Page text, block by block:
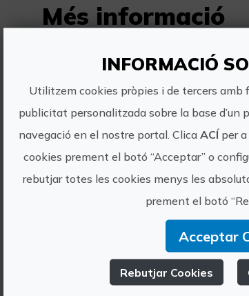
Més informació
09:00-19:00
Preu:
Preu per persona;
d'estiu: 950€
Una altra informació:
Escapada de 8
INFORMACIÓ
Utilitzem cookies pròpies i de tercers
publicitat personalitzada sobre la base
navegació en el nostre portal. Clica ACÍper a
cookies prement el botó “Acceptar” o
rebutjar totes les cookies menys les
prement el botó
Acceptar
Rebutjar Cookies